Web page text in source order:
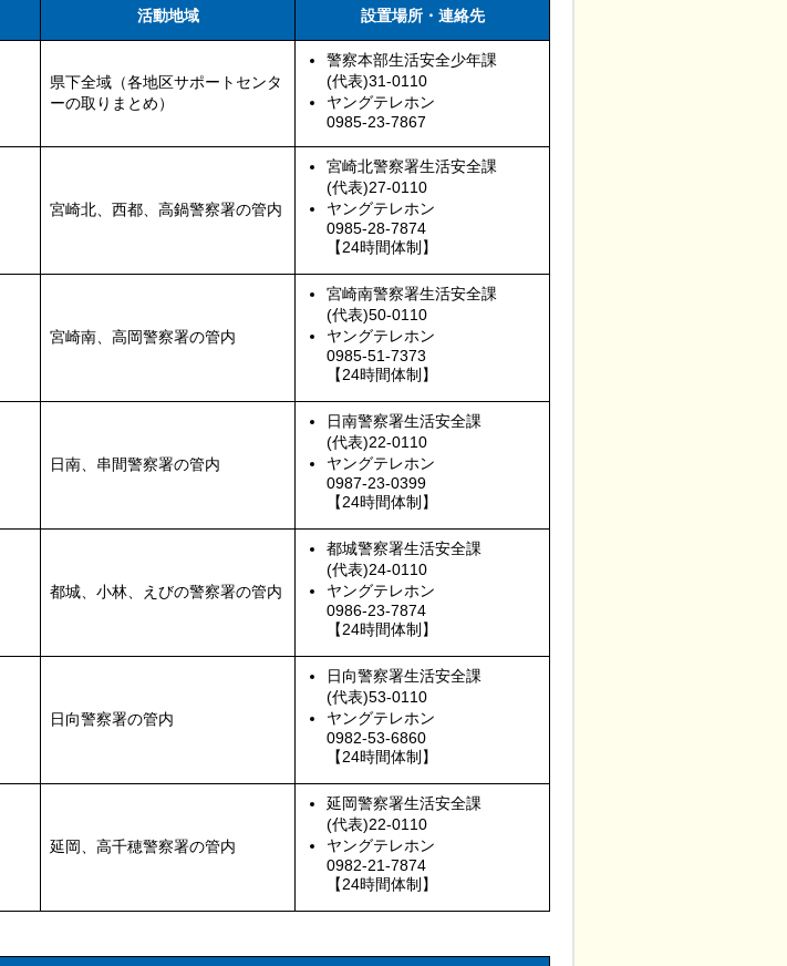
活動地域 設置場所・連絡先
県下全域（各地区サポートセンタ
ーの取りまとめ）
警察本部生活安全少年課
(代表)31-0110
ヤングテレホン
0985-23-7867
宮崎北、西都、高鍋警察署の管内
宮崎北警察署生活安全課
(代表)27-0110
ヤングテレホン
0985-28-7874
【24時間体制】
宮崎南、高岡警察署の管内
宮崎南警察署生活安全課
(代表)50-0110
ヤングテレホン
0985-51-7373
【24時間体制】
日南、串間警察署の管内
日南警察署生活安全課
(代表)22-0110
ヤングテレホン
0987-23-0399
【24時間体制】
都城、小林、えびの警察署の管内
都城警察署生活安全課
(代表)24-0110
ヤングテレホン
0986-23-7874
【24時間体制】
日向警察署の管内
日向警察署生活安全課
(代表)53-0110
ヤングテレホン
0982-53-6860
【24時間体制】
延岡、高千穂警察署の管内
延岡警察署生活安全課
(代表)22-0110
ヤングテレホン
0982-21-7874
【24時間体制】